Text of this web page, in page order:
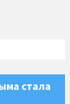
стала